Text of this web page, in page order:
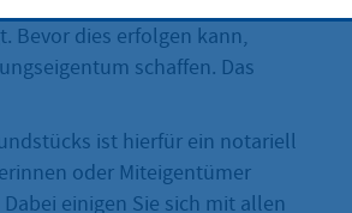
Bevor dies erfolgen kann,
schaffen. Das
ist hierfür ein notariell
oder Miteigentümer
einigen Sie sich mit allen